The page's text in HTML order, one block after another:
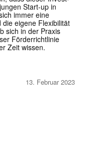
Start-up in
immer eine
eigene Flexibilität
sich in der Praxis
Förderrichtlinie
Zeit wissen.
13. Februar 2023